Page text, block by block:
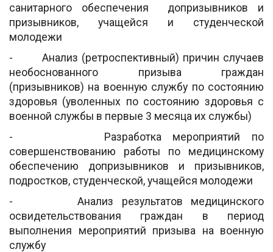
санитарного обеспечения допризывников и
призывников, учащейся и студенческой
молодежи
- Анализ (ретроспективный) причин случаев
необоснованного призыва граждан
(призывников) на военную службу по состоянию
здоровья (уволенных по состоянию здоровья с
военной службы в первые 3 месяца их службы)
- Разработка мероприятий по
совершенствованию работы по медицинскому
обеспечению допризывников и призывников,
подростков, студенческой, учащейся молодежи
- Анализ результатов медицинского
освидетельствования граждан в период
выполнения мероприятий призыва на военную
службу